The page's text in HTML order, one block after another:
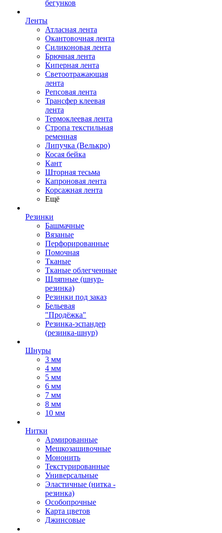
бегунков
Ленты
Атласная лента
Окантовочная лента
Силиконовая лента
Брючная лента
Киперная лента
Светоотражающая
лента
Репсовая лента
Трансфер клеевая
лента
Термоклеевая лента
Стропа текстильная
ременная
Липучка (Велькро)
Косая бейка
Кант
Шторная тесьма
Капроновая лента
Корсажная лента
Ещё
Резинки
Башмачные
Вязаные
Перфорированные
Помочная
Тканые
Тканые облегченные
Шляпные (шнур-
резинка)
Резинки под заказ
Бельевая
"Продёжка"
Резинка-эспандер
(резинка-шнур)
Шнуры
3 мм
4 мм
5 мм
6 мм
7 мм
8 мм
10 мм
Нитки
Армированные
Мешкозашивочные
Мононить
Текстурированные
Универсальные
Эластичные (нитка -
резинка)
Особопрочные
Карта цветов
Джинсовые